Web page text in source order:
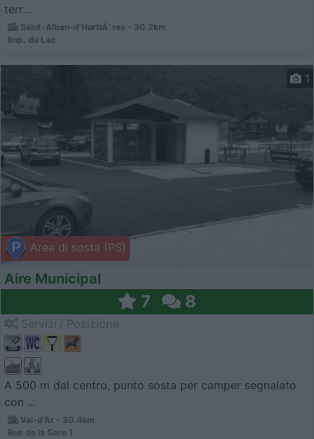
terr...
Saint-Alban-d'HurtiÃ¨res - 30.2km
Imp. du Lac
Area di sosta (PS)
1
Aire Municipal
7 8
A 500 m dal centro, punto sosta per camper segnalato
con ...
Val-d'Ar - 30.4km
Rue de la Gare 1